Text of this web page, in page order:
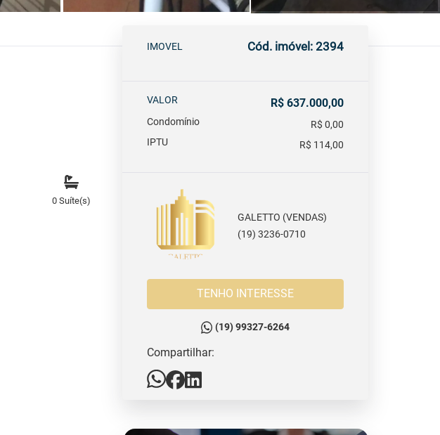
0 Suíte(s)
IMOVEL Cód. imóvel: 2394
VALOR R$ 637.000,00
Condomínio
R$ 0,00
IPTU
R$ 114,00
GALETTO (VENDAS)
(19) 3236-0710
TENHO INTERESSE
(19) 99327-6264
Compartilhar: